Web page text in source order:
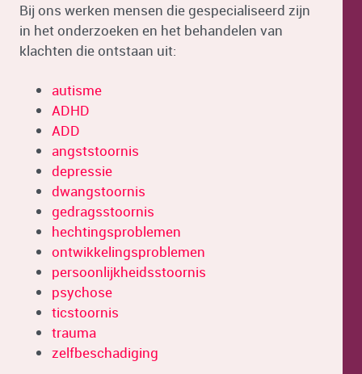
Bij ons werken mensen die gespecialiseerd zijn
in het onderzoeken en het behandelen van
klachten die ontstaan uit:
autisme
ADHD
ADD
angststoornis
depressie
dwangstoornis
gedragsstoornis
hechtingsproblemen
ontwikkelingsproblemen
persoonlijkheidsstoornis
psychose
ticstoornis
trauma
zelfbeschadiging